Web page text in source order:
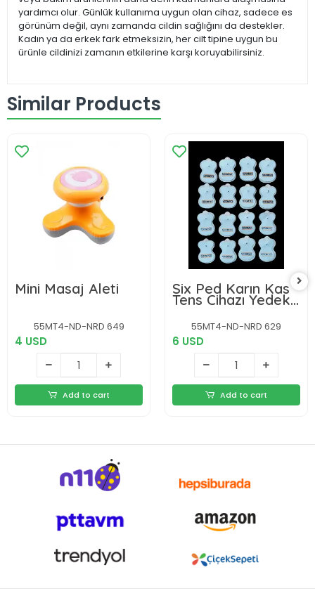
yardımcı olur. Günlük kullanıma uygun olan cihaz, sadece es
görünüm değil, aynı zamanda cildin sağlığını da destekler.
Kadın ya da erkek fark etmeksizin, her cilt tipine uygun bu
ürünle cildinizi zamanın etkilerine karşı koruyabilirsiniz.
Similar Products
Mini Masaj Aleti
55MT4-ND-NRD 649
4 USD
Add to cart
Six Ped Karın Kas
Tens Cihazı Yedek
Pedi 16 Ped
55MT4-ND-NRD 629
6 USD
Add to cart